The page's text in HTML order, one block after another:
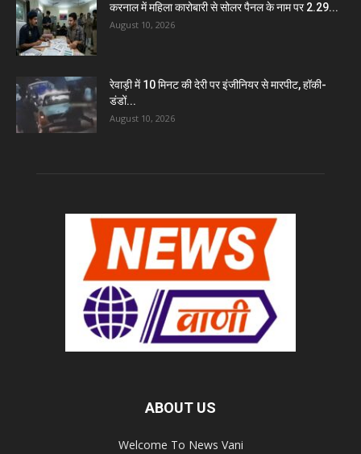
करनाल में महिला कारोबारी से सोलर पैनल के नाम पर 2.29...
August 10, 2026
रेवाड़ी में 10 मिनट की देरी पर इंजीनियर से मारपीट, हॉकी-
डंडों...
August 10, 2026
ABOUT US
Welcome To News Vani